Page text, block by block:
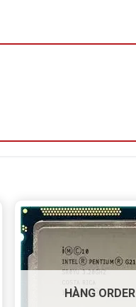
HÀNG ORDER